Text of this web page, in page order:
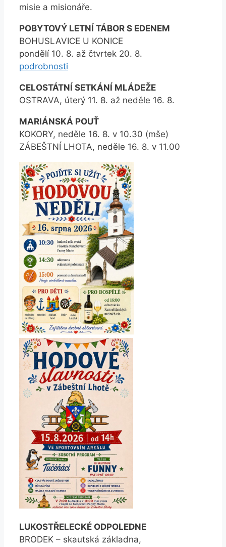
misie a misionáře.
POBYTOVÝ LETNÍ TÁBOR S EDENEM
BOHUSLAVICE U KONICE
pondělí 10. 8. až čtvrtek 20. 8.
podrobnosti
CELOSTÁTNÍ SETKÁNÍ MLÁDEŽE
OSTRAVA, úterý 11. 8. až neděle 16. 8.
MARIÁNSKÁ POUŤ
KOKORY, neděle 16. 8. v 10.30 (mše)
ZÁBEŠTNÍ LHOTA, neděle 16. 8. v 11.00
LUKOSTŘELECKÉ ODPOLEDNE
BRODEK – skautská základna,